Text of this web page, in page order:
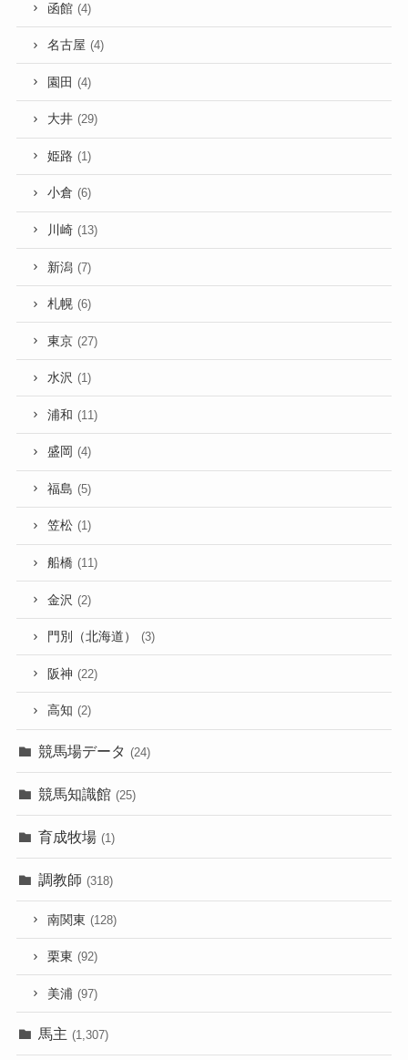
函館 (4)
名古屋 (4)
園田 (4)
大井 (29)
姫路 (1)
小倉 (6)
川崎 (13)
新潟 (7)
札幌 (6)
東京 (27)
水沢 (1)
浦和 (11)
盛岡 (4)
福島 (5)
笠松 (1)
船橋 (11)
金沢 (2)
門別（北海道） (3)
阪神 (22)
高知 (2)
競馬場データ (24)
競馬知識館 (25)
育成牧場 (1)
調教師 (318)
南関東 (128)
栗東 (92)
美浦 (97)
馬主 (1,307)